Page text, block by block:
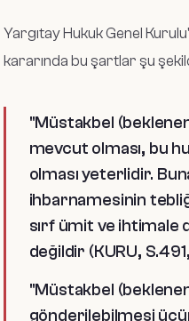
Yargıtay Hukuk Genel
kararında bu şartlar şu
"Müstakbel
mevcut olması, bu
olması yeterlidir.
ihbarnamesinin
sırf ümit ve ihtimale
değildir (KURU,
"Müstakbel
gönderilebilmesi